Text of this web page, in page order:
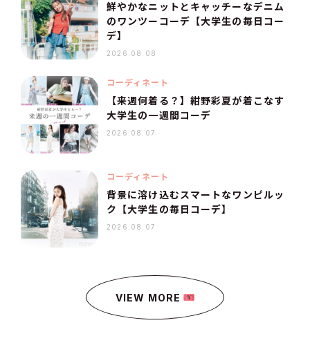
鮮やかなニットとキャッチーなデニム
のワンツーコーデ【大学生の毎日コー
デ】
2026.08.08
コーディネート
【来週何着る？】紺野彩夏が着こなす
大学生の一週間コーデ
2026.08.07
コーディネート
背景に溶け込むスマートなワンピルッ
ク【大学生の毎日コーデ】
2026.08.07
VIEW MORE